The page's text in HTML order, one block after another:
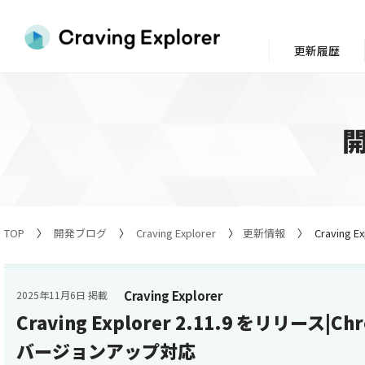
TOP 開発ブログ Craving Explorer 更新情報 Craving
Craving Explorer
2025年11月6日 掲載
Craving Explorer 2.11.9 をリリース
バージョンアップ対応
更新履歴